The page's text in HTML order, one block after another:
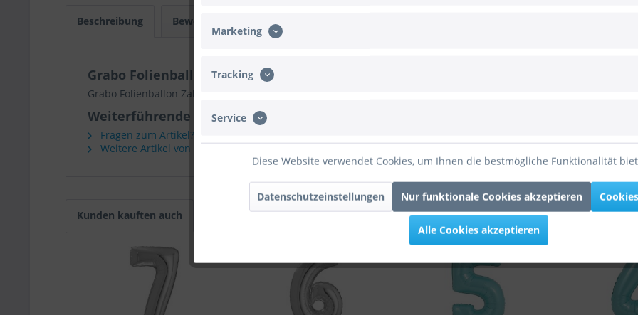
Beschreibung Bewertungen
Grabo Folienballon Zahl 9 Pastel Blue standups 65cm/25"
Grabo Folienballon Zahl 9 Pastel Blue standups 65cm/25"
Weiterführende Links zu "Grabo Folienballon Zahl 9 Pastel Blue standups 65cm/25""
Fragen zum Artikel?
Weitere Artikel von Grabo
Kunden kauften auch
Marketing
Tracking
Service
Diese Website verwendet Cookies, um Ihnen die bestmögliche Funktionalität
Datenschutzeinstellungen Nur funktionale Cookies akzeptieren
Alle Cookies akzeptieren